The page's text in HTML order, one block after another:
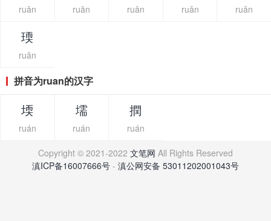
ruǎn ruǎn ruǎn ruǎn ruǎn
瑌
ruǎn
拼音为ruan的汉字
堧
ruán
壖
ruán
撋
ruán
Copyright © 2021-2022 文笔网 All Rights Reserved
滇ICP备16007666号 - 滇公网安备 53011202001043号